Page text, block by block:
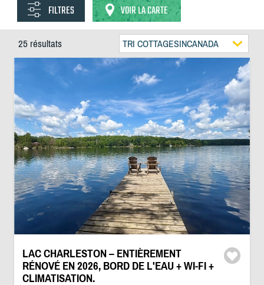
FILTRES VOIR LA CARTE
25 résultats TRI COTTAGESINCANADA
LAC CHARLESTON – ENTIÈREMENT
RÉNOVÉ EN 2026, BORD DE L'EAU + WI-FI +
CLIMATISATION.